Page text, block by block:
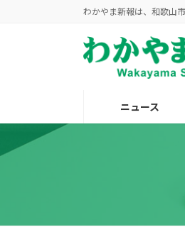
キ
に
わかやま新報は、和歌山
ニュース